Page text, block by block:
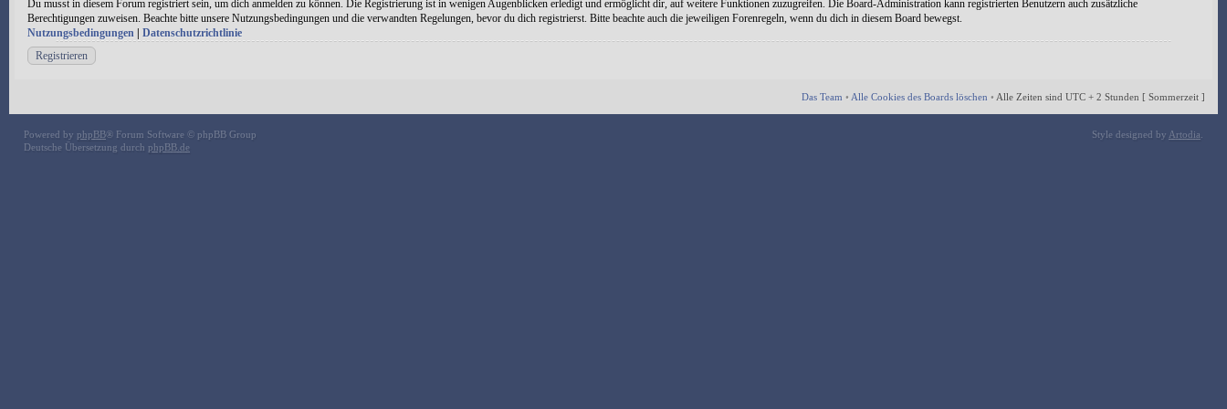
Du musst in diesem Forum registriert sein, um dich anmelden zu können. Die Registrierung ist in wenigen Augenblicken erledigt und ermöglicht dir, auf weitere Funktionen zuzugreifen. Die Board-Administration kann registrierten Benutzern auch zusätzliche
Berechtigungen zuweisen. Beachte bitte unsere Nutzungsbedingungen und die verwandten Regelungen, bevor du dich registrierst. Bitte beachte auch die jeweiligen Forenregeln, wenn du dich in diesem Board bewegst.
Nutzungsbedingungen
Datenschutzrichtlinie
Registrieren
Das Team • Alle Cookies des Boards löschen • Alle Zeiten sind UTC + 2 Stunden [ Sommerzeit ]
Powered by phpBB® Forum Software © phpBB Group
Deutsche Übersetzung durch phpBB.de
Style designed by Artodia